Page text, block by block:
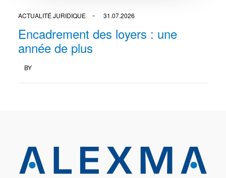
ACTUALITÉ JURIDIQUE 31.07.2026
Encadrement des loyers : une
année de plus
BY